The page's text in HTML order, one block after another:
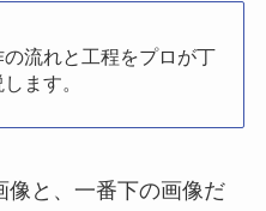
流れと工程をプロが丁
ます。
像と、一番下の画像だ